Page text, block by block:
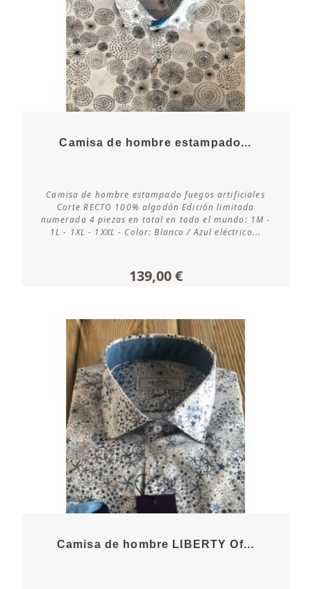
Consultar disponibilidad
Camisa de hombre estampado...
Camisa de hombre estampado fuegos artificiales
Corte RECTO 100% algodón Edición limitada
numerada 4 piezas en total en todo el mundo: 1M -
1L - 1XL - 1XXL - Color: Blanco / Azul eléctrico...
139,00 €
Camisa de hombre LIBERTY Of...